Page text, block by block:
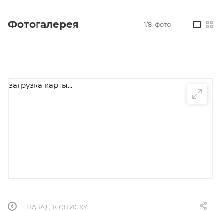
Фотогалерея 1/8 фото
загрузка карты...
НАЗАД К СПИСКУ